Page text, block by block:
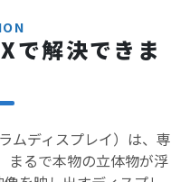
で解決できま
ムディスプレイ）は、専
まるで本物の立体物が浮